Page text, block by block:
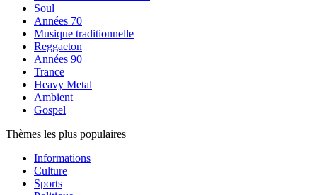
Soul
Années 70
Musique traditionnelle
Reggaeton
Années 90
Trance
Heavy Metal
Ambient
Gospel
Thèmes les plus populaires
Informations
Culture
Sports